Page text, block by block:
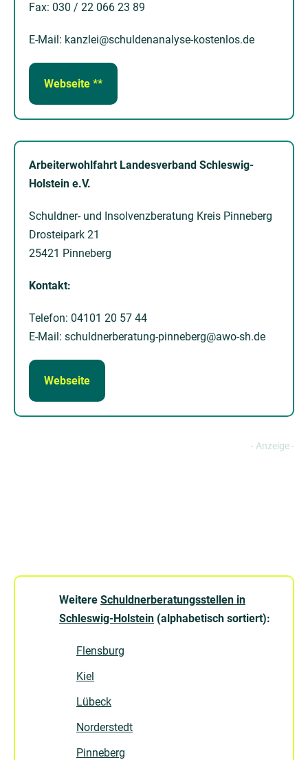
Fax: 030 / 22 066 23 89
E-Mail: kanzlei@schuldenanalyse-kostenlos.de
Webseite **
Arbeiterwohlfahrt Landesverband Schleswig-
Holstein e.V.
Schuldner- und Insolvenzberatung Kreis Pinneberg
Drosteipark 21
25421 Pinneberg
Kontakt:
Telefon: 04101 20 57 44
E-Mail: schuldnerberatung-pinneberg@awo-sh.de
Webseite
Weitere Schuldnerberatungsstellen in
Schleswig-Holstein (alphabetisch sortiert):
Flensburg
Kiel
Lübeck
Norderstedt
Pinneberg